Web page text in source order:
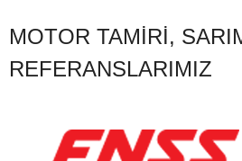
MOTOR TAMIRI,
REFERANSLARIMIZ